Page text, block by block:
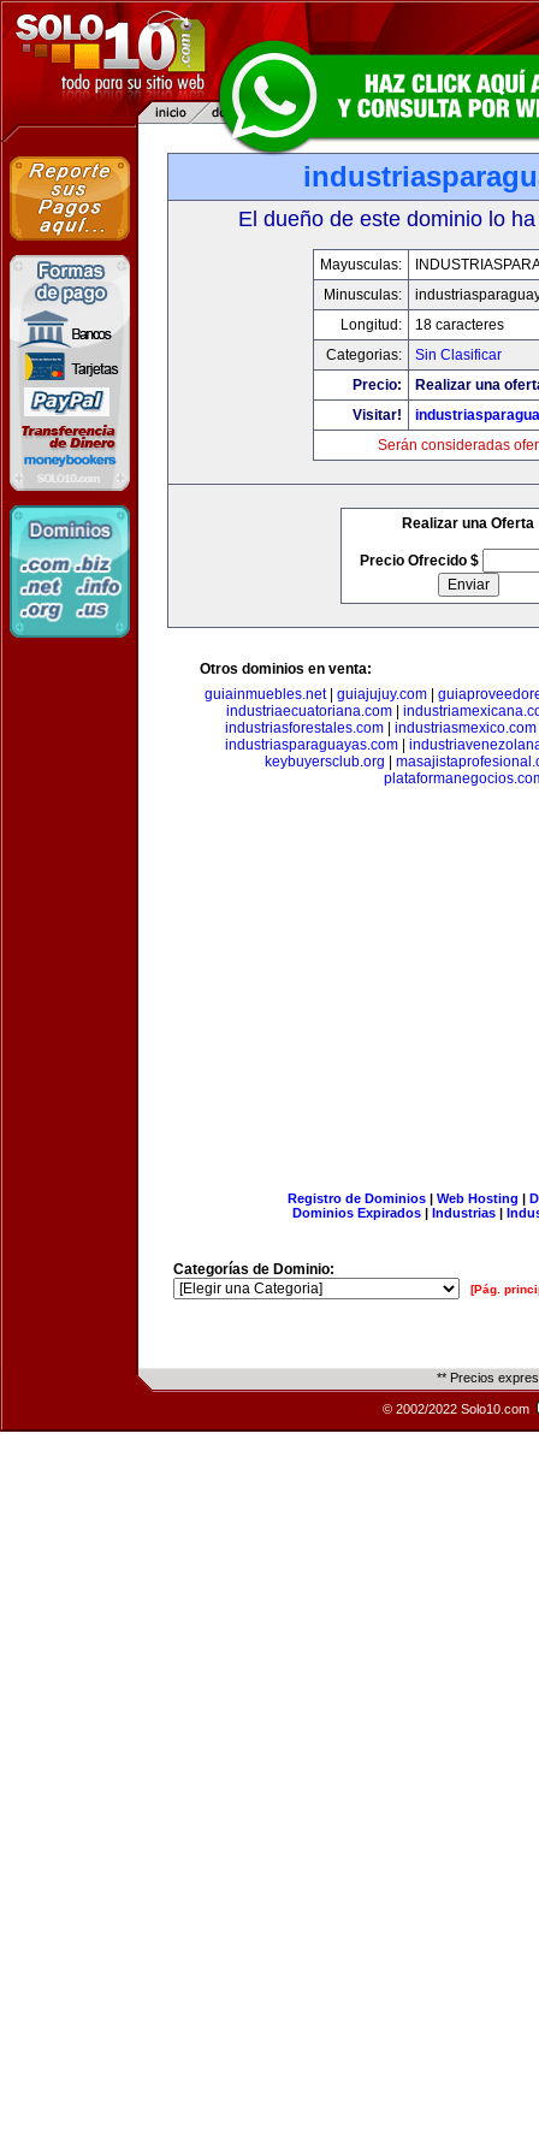
El dueño de este dominio lo
Mayusculas:
Minusculas:
Longitud:
18 caracteres
Categorias:
Sin Clasificar
Precio:
Realizar una
Visitar!
Serán consideradas
Realizar una Oferta
Precio Ofrecido $
Otros dominios en venta:
guiainmuebles.net| guiajujuy.com|
industriaecuatoriana.com|
industriasforestales.com
industriasmexico.com
industriasparaguayas.com
keybuyersclub.org
Registro de Dominios| Web Hosting |
Dominios Expirados | Industrias |
Categorías de Dominio:
[Pág.
** Precios
© 2002/2022 Solo10.com